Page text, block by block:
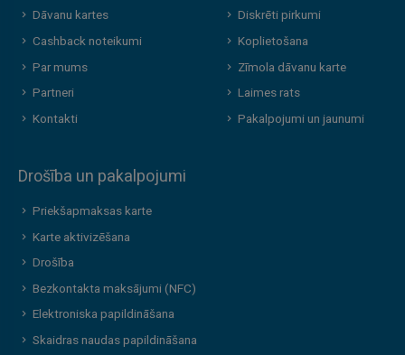
Dāvanu kartes
Cashback noteikumi
Par mums
Partneri
Kontakti
Diskrēti pirkumi
Koplietošana
Zīmola dāvanu karte
Laimes rats
Pakalpojumi un jaunumi
Drošība un pakalpojumi
Priekšapmaksas karte
Karte aktivizēšana
Drošība
Bezkontakta maksājumi (NFC)
Elektroniska papildināšana
Skaidras naudas papildināšana